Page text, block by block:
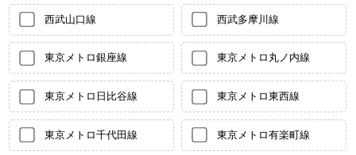
西武山口線 西武多摩川線
東京メトロ銀座線 東京メトロ丸ノ内線
東京メトロ日比谷線 東京メトロ東西線
東京メトロ千代田線 東京メトロ有楽町線